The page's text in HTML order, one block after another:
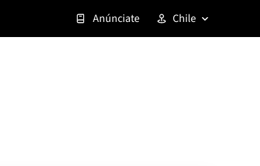
Anúnciate Chile